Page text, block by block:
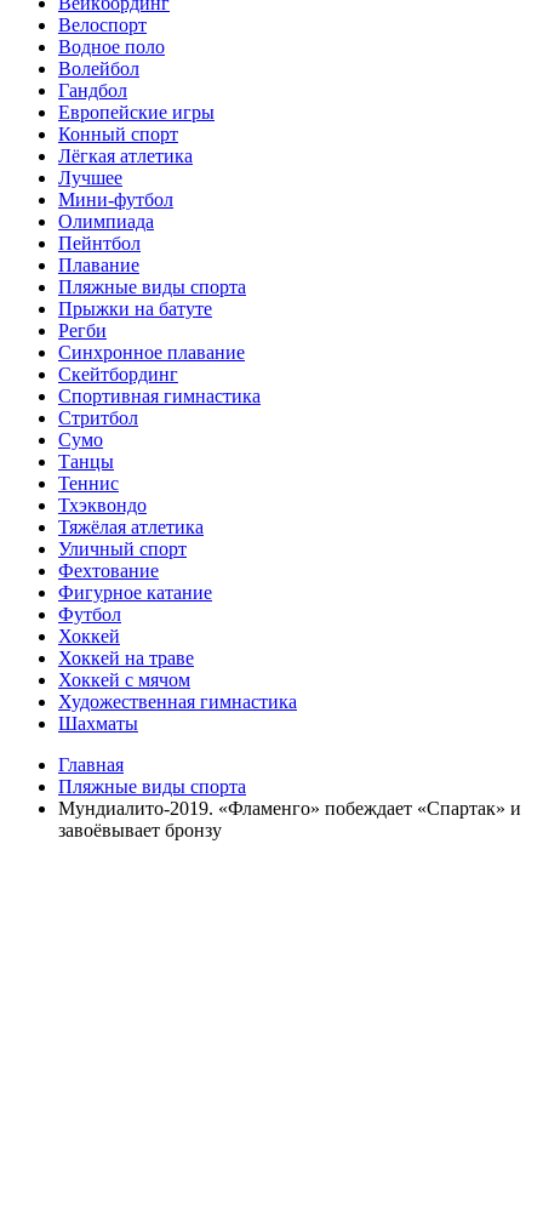
Велоспорт
Водное поло
Волейбол
Гандбол
Европейские игры
Конный спорт
Лёгкая атлетика
Лучшее
Мини-футбол
Олимпиада
Пейнтбол
Плавание
Пляжные виды спорта
Прыжки на батуте
Регби
Синхронное плавание
Скейтбординг
Спортивная гимнастика
Стритбол
Сумо
Танцы
Теннис
Тхэквондо
Тяжёлая атлетика
Уличный спорт
Фехтование
Фигурное катание
Футбол
Хоккей
Хоккей на траве
Хоккей с мячом
Художественная гимнастика
Шахматы
Главная
Пляжные виды спорта
Мундиалито-2019. «Фламенго» побеждает «Спартак» и
завоёвывает бронзу